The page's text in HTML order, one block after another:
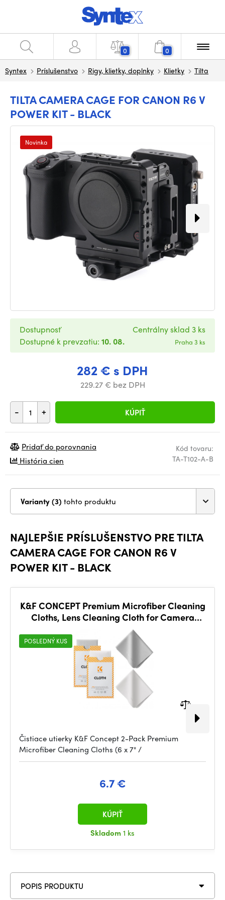
0 0
Syntex Príslušenstvo Rigy, klietky, doplnky Klietky Tilta
TILTA CAMERA CAGE FOR CANON R6 V
POWER KIT - BLACK
Novinka
282 € s DPH
229.27 € bez DPH
- + KÚPIŤ
Dostupnosť
Dostupné k prevzatiu: 10. 08.
Centrálny sklad 3 ks
Praha 3 ks
Kód tovaru:
TA-T102-A-B
Pridať do porovnania
História cien
Varianty (3) tohto produktu
NAJLEPŠIE PRÍSLUŠENSTVO PRE TILTA
CAMERA CAGE FOR CANON R6 V
POWER KIT - BLACK
K&F CONCEPT Premium Microfiber Cleaning
Cloths, Lens Cleaning Cloth for Camera
POSLEDNÝ KUS
Čistiace utierky K&F Concept 2-Pack Premium
Microfiber Cleaning Cloths (6 x 7" /
6.7 €
Skladom1 ks
KÚPIŤ
POPIS PRODUKTU